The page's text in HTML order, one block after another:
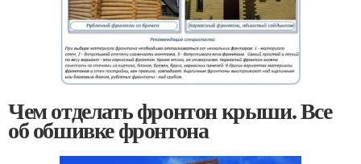
Чем отделать фронтон крыши. Все
об обшивке фронтона